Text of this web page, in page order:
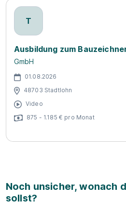
T
Ausbildung zum
GmbH
01.08.2026
48703 Stadtlohn
Video
875 - 1.185 € pro Monat
Noch unsicher, wonach
sollst?